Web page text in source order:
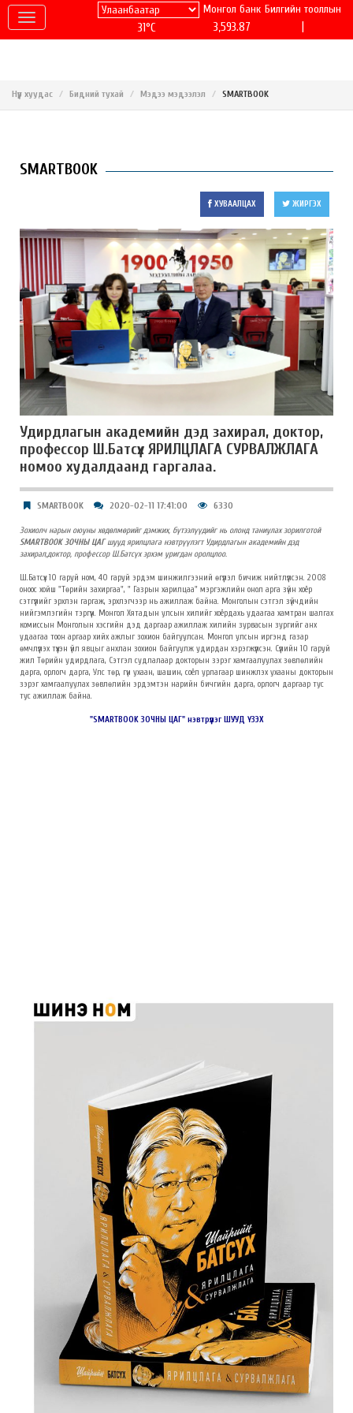
31°C
Монгол банк
3,593.87
Билгийн тооллын
Нүүр хуудас Бидний тухай Мэдээ мэдээлэл SMARTBOOK
SMARTBOOK
ХУВААЛЦАХ ЖИРГЭХ
Удирдлагын академийн дэд захирал, доктор,
профессор Ш.Батсүх ЯРИЛЦЛАГА СУРВАЛЖЛАГА
номоо худалдаанд гаргалаа.
SMARTBOOK 2020-02-11 17:41:00 6330
Зохиолч нарын оюуны хөдөлмөрийг дэмжих, бүтээлүүдийг нь олонд таниулах зорилготой
SMARTBOOK ЗОЧНЫ ЦАГшууд ярилцлага нэвтрүүлэгт Удирдлагын академийн дэд
захирал,доктор, профессор Ш.Батсүх эрхэм уригдан оролцлоо.
Ш.Батсүх 10 гаруй ном, 40 гаруй эрдэм шинжилгээний өгүүлэл бичиж нийтлүүлсэн. 2008
оноос хойш "Төрийн захиргаа", " Газрын харилцаа" мэргэжлийн онол арга зүйн хоёр
сэтгүүлийг эрхлэн гаргаж, эрхлэгчээр нь ажиллаж байна. Монголын сэтгэл зүйчдийн
нийгэмлэгийн тэргүүн. Монгол Хятадын улсын хилийг хоёрдахь удаагаа хамтран шалгах
комиссын Монголын хэсгийн дэд даргаар ажиллаж хилийн зурвасын зургийг анх
удаагаа тоон аргаар хийх ажлыг зохион байгуулсан. Монгол улсын иргэнд газар
өмчлүүлэх түүхэн үйл явцыг анхлан зохион байгуулж удирдан хэрэгжүүлсэн. Сүүлийн 10 гаруй
жил Төрийн удирдлага, Сэтгэл судлалаар докторын зэрэг хамгаалуулах зөвлөлийн
дарга, орлогч дарга, Улс төр, гүн ухаан, шашин, соёл урлагаар шинжлэх ухааны докторын
зэрэг хамгаалуулах зөвлөлийн эрдэмтэн нарийн бичгийн дарга, орлогч даргаар тус
тус ажиллаж байна.
"SMARTBOOK ЗОЧНЫ ЦАГ" нэвтрүүлэг ШУУД ҮЗЭХ